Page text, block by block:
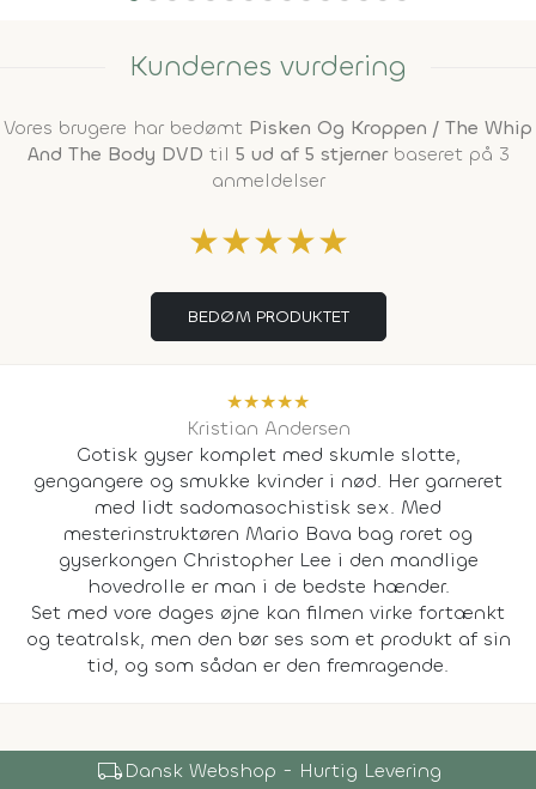
Kundernes vurdering
Vores brugere har bedømt Pisken Og Kroppen / The Whip
And The Body DVD til 5 ud af 5 stjernerbaseret på 3
anmeldelser
★★★★★
BEDØM PRODUKTET
★★★★★
Kristian Andersen
Gotisk gyser komplet med skumle slotte,
gengangere og smukke kvinder i nød. Her garneret
med lidt sadomasochistisk sex. Med
mesterinstruktøren Mario Bava bag roret og
gyserkongen Christopher Lee i den mandlige
hovedrolle er man i de bedste hænder.
Set med vore dages øjne kan filmen virke fortænkt
og teatralsk, men den bør ses som et produkt af sin
tid, og som sådan er den fremragende.
local_shippingDansk Webshop - Hurtig Levering